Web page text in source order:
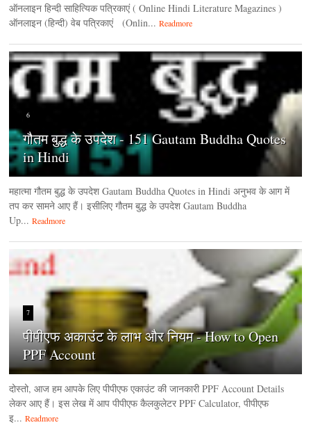
ऑनलाइन हिन्‍दी साहित्यिक पत्रिकाएं ( Online Hindi Literature Magazines )
ऑनलाइन (हिन्‍दी) वेब पत्रिकाएं (Onlin... Readmore
6
गौतम बुद्ध के उपदेश - 151 Gautam Buddha Quotes
in Hindi
महात्मा गौतम बुद्ध के उपदेश Gautam Buddha Quotes in Hindi अनुभव के आग में
तप कर सामने आए हैं। इसीलिए गौतम बुद्ध के उपदेश Gautam Buddha
Up... Readmore
7
पीपीएफ अकाउंट के लाभ और नियम - How to Open
PPF Account
दोस्तो, आज हम आपके लिए पीपीएफ एकाउंट की जानकारी PPF Account Details
लेकर आए हैं। इस लेख में आप पीपीएफ कैलकुलेटर PPF Calculator, पीपीएफ
इ... Readmore